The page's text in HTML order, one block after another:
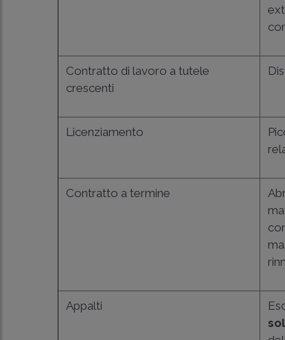
Contratto di lavoro a tutele
crescenti
Licenziamento
Contratto a termine
Appalti